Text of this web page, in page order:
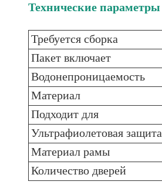
Технические параметры
Требуется сборка
Пакет включает
Водонепроницаемость
Материал
Подходит для
Ультрафиолетовая защита
Материал рамы
Количество дверей